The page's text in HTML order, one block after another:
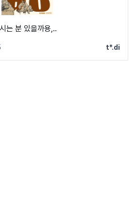
는 분 있을까용,..
t*.di